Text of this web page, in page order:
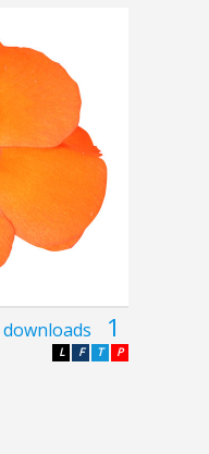
downloads 1
P
T
F
L